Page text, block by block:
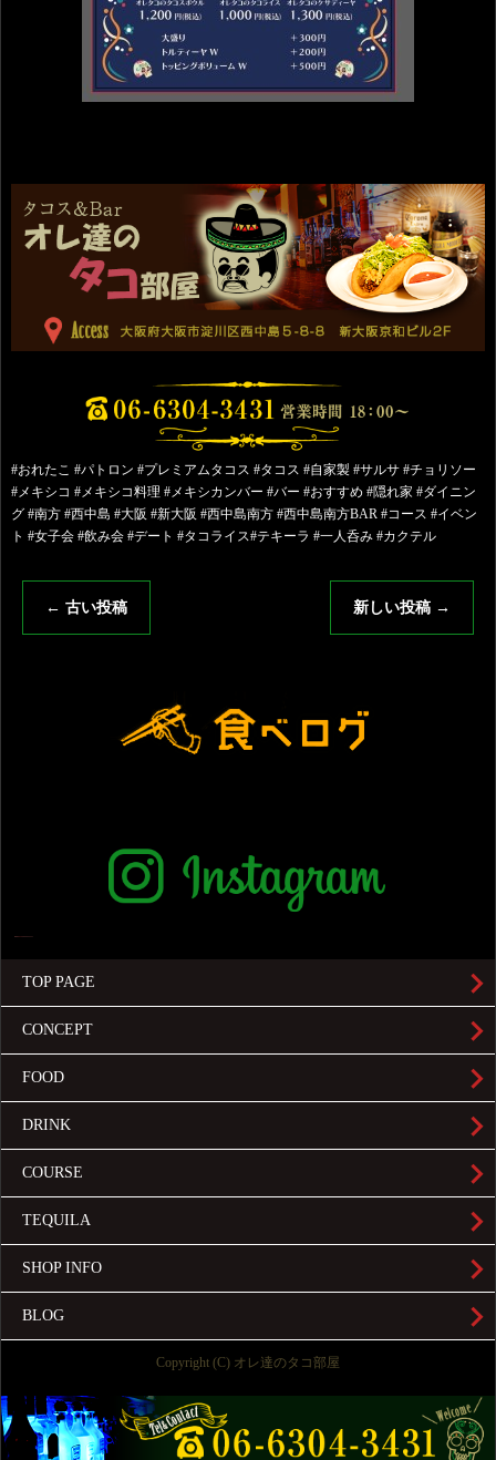
#おれたこ #パトロン #プレミアムタコス #タコス #自家製 #サルサ #チョリソー
#メキシコ #メキシコ料理 #メキシカンバー #バー #おすすめ #隠れ家 #ダイニン
グ #南方 #西中島 #大阪 #新大阪 #西中島南方 #西中島南方BAR #コース #イベン
ト #女子会 #飲み会 #デート #タコライス#テキーラ #一人呑み #カクテル
← 古い投稿 新しい投稿 →
TOP PAGE
CONCEPT
FOOD
DRINK
COURSE
TEQUILA
SHOP INFO
BLOG
Copyright (C) オレ達のタコ部屋